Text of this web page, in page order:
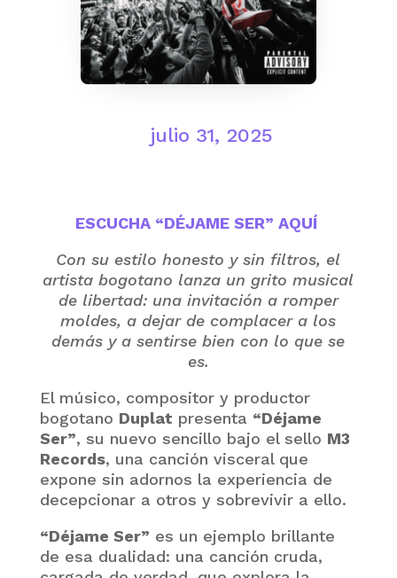
julio 31, 2025
ESCUCHA “DÉJAME SER” AQUÍ
Con su estilo honesto y sin filtros, el
artista bogotano lanza un grito musical
de libertad: una invitación a romper
moldes, a dejar de complacer a los
demás y a sentirse bien con lo que se
es.
El músico, compositor y productor
bogotano Duplat presenta “Déjame
Ser”, su nuevo sencillo bajo el sello M3
Records, una canción visceral que
expone sin adornos la experiencia de
decepcionar a otros y sobrevivir a ello.
“Déjame Ser” es un ejemplo brillante
de esa dualidad: una canción cruda,